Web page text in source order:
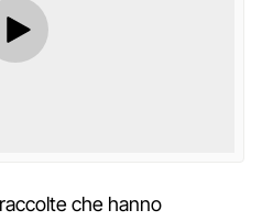
che hanno